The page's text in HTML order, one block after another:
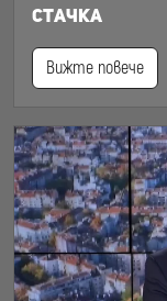
стачка
Вижте повече